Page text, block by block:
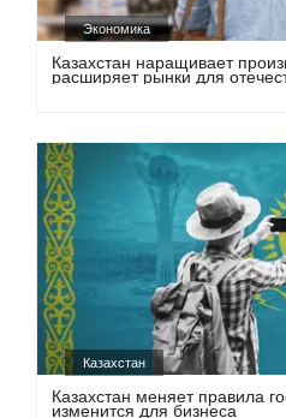
Экономика
Казахстан наращивает
расширяет рынки для
Казахстан
Казахстан меняет правила
изменится для бизнеса